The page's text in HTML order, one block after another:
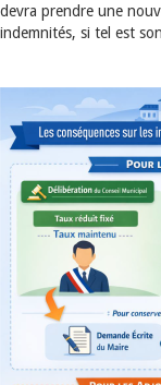
devra prendre une
indemnités, si tel est